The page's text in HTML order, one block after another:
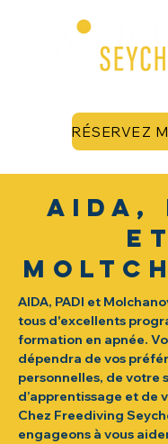
AIDA,
et
AIDA, PADI et
tous d'excellents
formation en apnée.
dépendra de vos
personnelles, de votre
d’apprentissage et de
Chez Freediving
engageons à vous